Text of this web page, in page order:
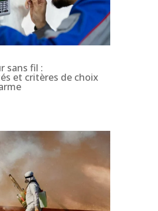
sans fil :
et critères de choix